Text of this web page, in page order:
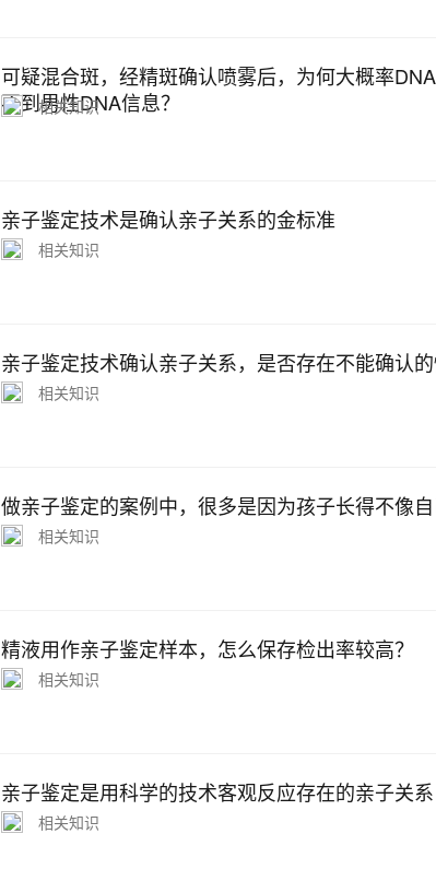
可疑混合斑，经精斑确认喷雾后，为何大概率
不到男性DNA信息？
相关知识
亲子鉴定技术是确认亲子关系的金标准
相关知识
亲子鉴定技术确认亲子关系，是否存在不能确认的
相关知识
做亲子鉴定的案例中，很多是因为孩子长得不像
相关知识
精液用作亲子鉴定样本，怎么保存检出率较高？
相关知识
亲子鉴定是用科学的技术客观反应存在的亲子关系
相关知识